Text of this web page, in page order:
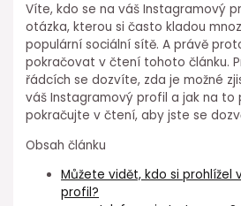
Víte, kdo se na váš Instagramový
otázka, kterou si často kladou
populární sociální sítě. A právě
pokračovat v čtení tohoto článku.
řádcích se dozvíte, zda je možné
váš Instagramový profil a jak na to
pokračujte v čtení, aby jste se
Obsah článku
Můžete vidět, kdo si prohlížel
profil?